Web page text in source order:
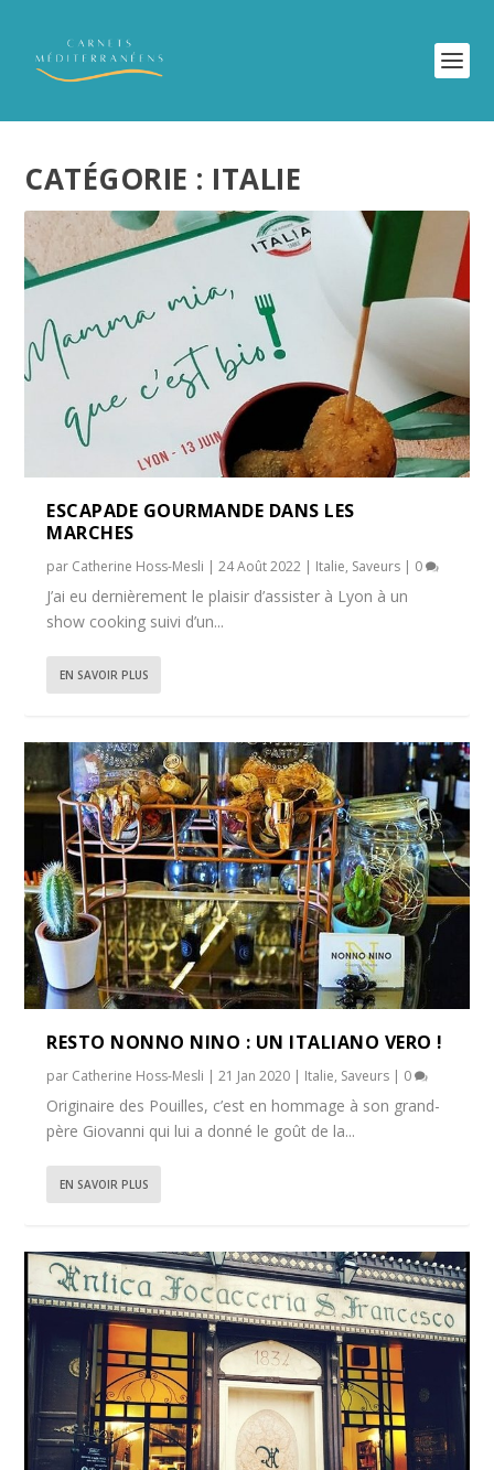
CATÉGORIE : ITALIE
ESCAPADE GOURMANDE DANS LES
MARCHES
par Catherine Hoss-Mesli |24 Août 2022 | Italie, Saveurs | 0
J’ai eu dernièrement le plaisir d’assister à Lyon à un
show cooking suivi d’un...
EN SAVOIR PLUS
RESTO NONNO NINO : UN ITALIANO VERO !
par Catherine Hoss-Mesli |21 Jan 2020 | Italie, Saveurs | 0
Originaire des Pouilles, c’est en hommage à son grand-
père Giovanni qui lui a donné le goût de la...
EN SAVOIR PLUS